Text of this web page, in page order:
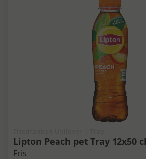
Lipton Peach pet Tray 12x50 cl
Fris